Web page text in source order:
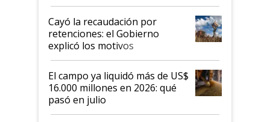
al Congreso Aapresid y hasta se
habló del financiamiento al IPCVA
Cayó la recaudación por
retenciones: el Gobierno
explicó los motivos
El campo ya liquidó más de US$
16.000 millones en 2026: qué
pasó en julio